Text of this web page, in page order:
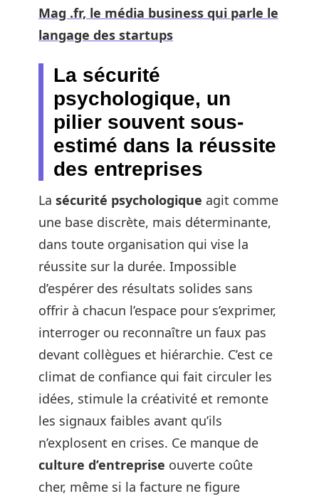
Mag .fr, le média business qui parle le
langage des startups
La sécurité
psychologique, un
pilier souvent sous-
estimé dans la réussite
des entreprises
La sécurité psychologique agit comme
une base discrète, mais déterminante,
dans toute organisation qui vise la
réussite sur la durée. Impossible
d’espérer des résultats solides sans
offrir à chacun l’espace pour s’exprimer,
interroger ou reconnaître un faux pas
devant collègues et hiérarchie. C’est ce
climat de confiance qui fait circuler les
idées, stimule la créativité et remonte
les signaux faibles avant qu’ils
n’explosent en crises. Ce manque de
culture d’entreprise ouverte coûte
cher, même si la facture ne figure